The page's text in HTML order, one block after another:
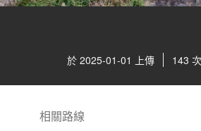
於 2025-01-01 上傳 143
相關路線